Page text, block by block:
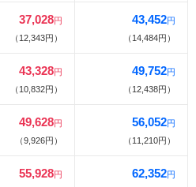
37,028円
（12,343円）
43,452円
（14,484円）
43,328円
（10,832円）
49,752円
（12,438円）
49,628円
（9,926円）
56,052円
（11,210円）
55,928円 62,352円